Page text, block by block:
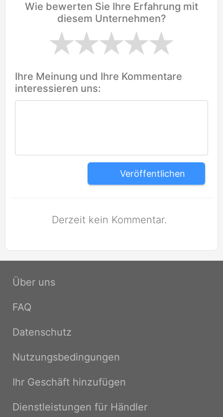
Wie bewerten Sie Ihre Erfahrung mit
diesem Unternehmen?
Ihre Meinung und Ihre Kommentare
interessieren uns:
Veröffentlichen
Derzeit kein Kommentar.
Über uns
FAQ
Datenschutz
Nutzungsbedingungen
Ihr Geschäft hinzufügen
Dienstleistungen für Händler